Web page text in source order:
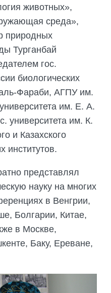
животных»,
среда»,
природных
Турганбай
гос.
биологических
Фараби, АГПУ им.
им. Е. А.
университета им. К.
и Казахского
институтов.
представлял
науку на многих
в Венгрии,
Болгарии, Китае,
в Москве,
Баку, Ереване,